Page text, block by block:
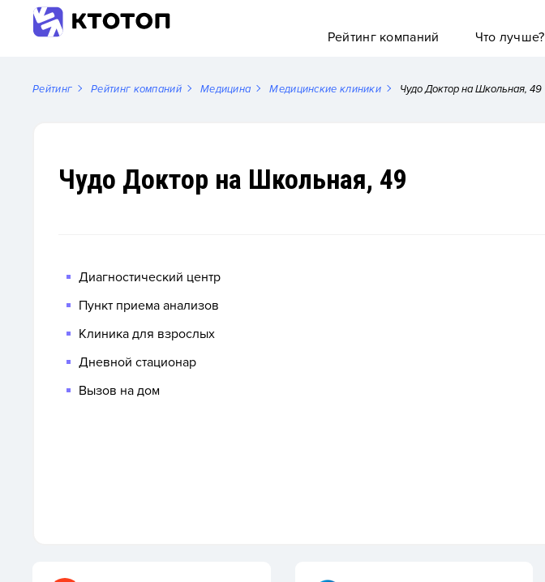
Рейтинг компаний
Что лучше?
Рейтинг Рейтинг компаний Медицина Медицинские клиники Чудо Доктор на Школьная, 49
Чудо Доктор на Школьная, 49
Диагностический центр
Пункт приема анализов
Клиника для взрослых
Дневной стационар
Вызов на дом